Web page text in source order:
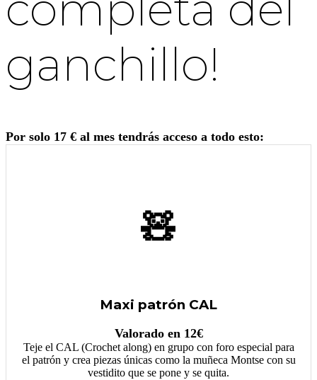
ganchillo!
Por solo 17 € al mes tendrás acceso a todo esto:
🧸
Maxi patrón CAL
Valorado en 12€
Teje el CAL (Crochet along) en grupo con foro especial para
el patrón y crea piezas únicas como la muñeca Montse con su
vestidito que se pone y se quita.